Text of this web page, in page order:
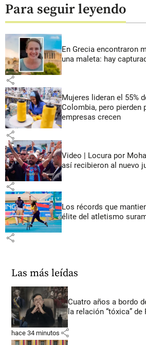
Para seguir leyendo
En Grecia encontraron
una maleta: hay
share
Mujeres lideran el 55%
Colombia, pero pierden
empresas crecen
share
Video | Locura por
así recibieron al nuevo
share
Los récords que
élite del atletismo
share
Las más leídas
Cuatro años a bordo
la relación “tóxica”
hace 34 minutos share